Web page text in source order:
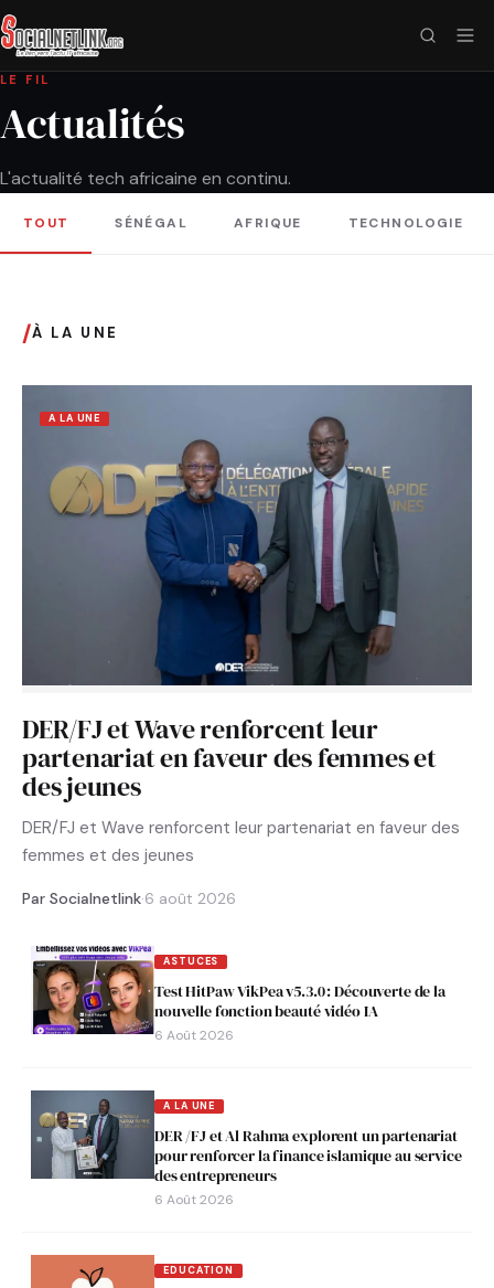
LE FIL
Actualités
L'actualité tech africaine en continu.
TOUT SÉNÉGAL AFRIQUE TECHNOLOGIE
/À LA UNE
A LA UNE
DER/FJ et Wave renforcent leur
partenariat en faveur des femmes et
des jeunes
DER/FJ et Wave renforcent leur partenariat en faveur des
femmes et des jeunes
Par Socialnetlink·6 août 2026
ASTUCES
Test HitPaw VikPea v5.3.0 : Découverte de la
nouvelle fonction beauté vidéo IA
6 Août 2026
A LA UNE
DER /FJ et Al Rahma explorent un partenariat
pour renforcer la finance islamique au service
des entrepreneurs
6 Août 2026
EDUCATION